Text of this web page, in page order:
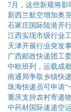
7月，这些新规将
新西兰航空增加奥
石家庄国际陆港开
江西实现市级行业
天津开展行业突发
广西邮政快递团工
中欧班列，运载成
南通局争取乡镇快
珠海快递员可申请“
重庆支持农村寄递
中药材国际速递空